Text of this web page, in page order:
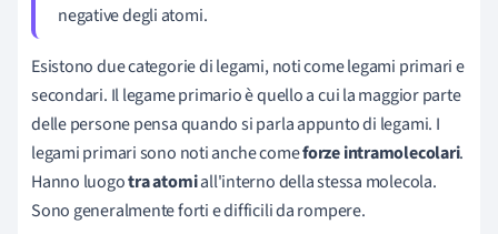
negative degli atomi.
Esistono due categorie di legami, noti come legami primari e
secondari. Il legame primario è quello a cui la maggior parte
delle persone pensa quando si parla appunto di legami. I
legami primari sono noti anche comeforze intramolecolari.
Hanno luogotra atomiall'interno della stessa molecola.
Sono generalmente forti e difficili da rompere.